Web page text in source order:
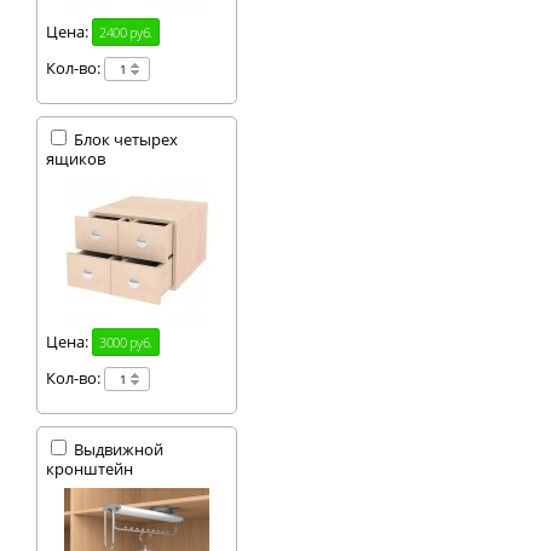
Цена: 2400 руб.
Кол-во:
Блок четырех
ящиков
Цена: 3000 руб.
Кол-во:
Выдвижной
кронштейн